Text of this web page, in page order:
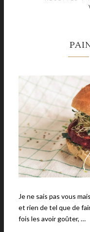
Je ne sais pas vous
et rien de tel que de
fois les avoir goûter, …